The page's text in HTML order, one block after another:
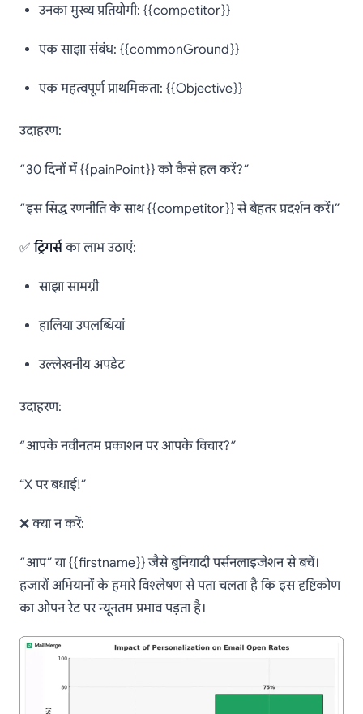
उनका मुख्य प्रतियोगी: {{competitor}}
एक साझा संबंध: {{commonGround}}
एक महत्वपूर्ण प्राथमिकता: {{Objective}}
उदाहरण:
“30 दिनों में {{painPoint}} को कैसे हल करें?”
“इस सिद्ध रणनीति के साथ {{competitor}} से बेहतर प्रदर्शन करें।”
✅ट्रिगर्सका लाभ उठाएं:
साझा सामग्री
हालिया उपलब्धियां
उल्लेखनीय अपडेट
उदाहरण:
“आपके नवीनतम प्रकाशन पर आपके विचार?”
“X पर बधाई!”
❌ क्या न करें:
“आप” या {{firstname}} जैसे बुनियादी पर्सनलाइजेशन से बचें।
हजारों अभियानों के हमारे विश्लेषण से पता चलता है कि इस दृष्टिकोण
का ओपन रेट पर न्यूनतम प्रभाव पड़ता है।